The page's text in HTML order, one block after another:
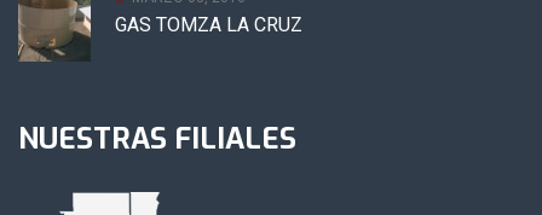
GAS TOMZA LA CRUZ
NUESTRAS FILIALES